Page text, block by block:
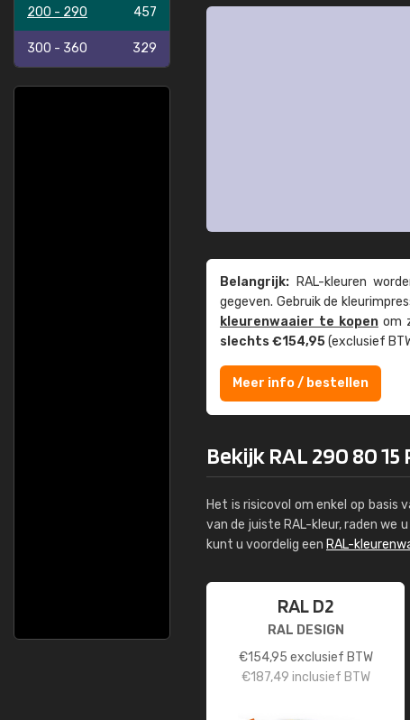
200 - 290 457
300 - 360 329
Belangrijk: RAL-kleuren
gegeven. Gebruik de
kleuren­waaier te kopenom
slechts €154,95(exclusief
Meer info / bestellen
Bekijk RAL 290 80
Het is risicovol om enkel op basis
van de juiste RAL-kleur, raden we
kunt u voordelig een RAL-
RAL D2
RAL DESIGN
€154,95 exclusief BTW
€187,49 inclusief BTW